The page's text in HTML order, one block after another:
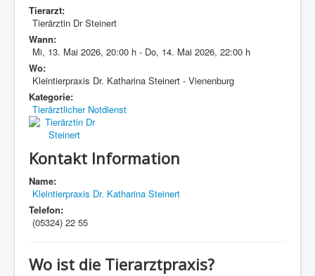
Tierarzt:
Tierärztin Dr Steinert
Wann:
Mi, 13. Mai 2026, 20:00 h - Do, 14. Mai 2026, 22:00 h
Wo:
Kleintierpraxis Dr. Katharina Steinert - Vienenburg
Kategorie:
Tierärztlicher Notdienst
Kontakt Information
Name:
Kleintierpraxis Dr. Katharina Steinert
Telefon:
(05324) 22 55
Wo ist die Tierarztpraxis?